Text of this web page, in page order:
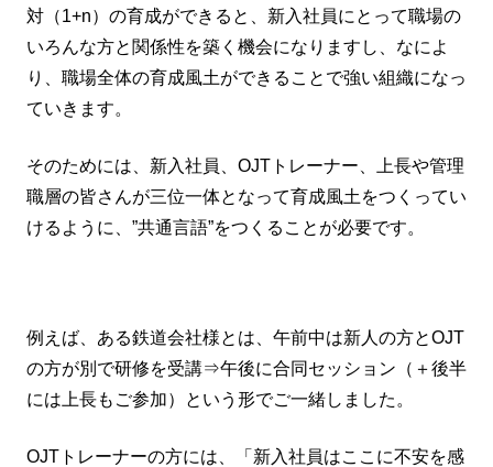
対（1+n）の育成ができると、新入社員にとって職場の
いろんな方と関係性を築く機会になりますし、なによ
り、職場全体の育成風土ができることで強い組織になっ
ていきます。
そのためには、新入社員、OJTトレーナー、上長や管理
職層の皆さんが三位一体となって育成風土をつくってい
けるように、”共通言語”をつくることが必要です。
例えば、ある鉄道会社様とは、午前中は新人の方とOJT
の方が別で研修を受講⇒午後に合同セッション（＋後半
には上長もご参加）という形でご一緒しました。
OJTトレーナーの方には、「新入社員はここに不安を感